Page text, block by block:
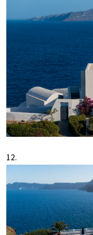
12.